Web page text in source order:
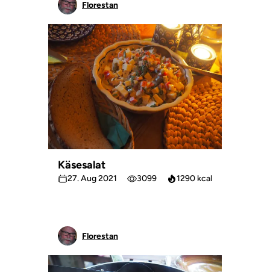
Florestan
Käsesalat
27. Aug 2021 3099 1290 kcal
Florestan